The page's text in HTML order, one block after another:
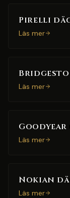
Pirelli
Läs mer
Läs mer
Goodyear
Läs mer
Nokian
Läs mer